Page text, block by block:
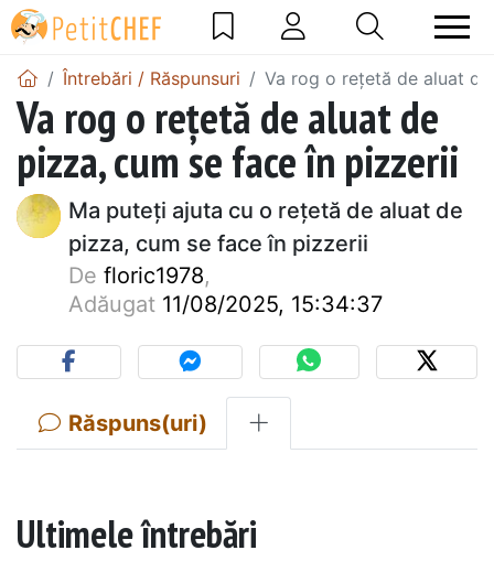
Întrebări / Răspunsuri Va rog o rețetă de aluat
Va rog o rețetă de aluat de
pizza, cum se face în pizzerii
Ma puteți ajuta cu o rețetă de aluat de
pizza, cum se face în pizzerii
De floric1978,
Adăugat 11/08/2025, 15:34:37
Răspuns(uri)
Ultimele întrebări